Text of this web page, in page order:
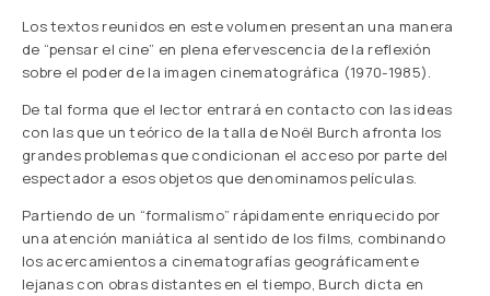
Los textos reunidos en este volumen presentan una manera
de “pensar el cine” en plena efervescencia de la reflexión
sobre el poder de la imagen cinematográfica (1970-1985).
De tal forma que el lector entrará en contacto con las ideas
con las que un teórico de la talla de Noël Burch afronta los
grandes problemas que condicionan el acceso por parte del
espectador a esos objetos que denominamos películas.
Partiendo de un “formalismo” rápidamente enriquecido por
una atención maniática al sentido de los films, combinando
los acercamientos a cinematografías geográficamente
lejanas con obras distantes en el tiempo, Burch dicta en